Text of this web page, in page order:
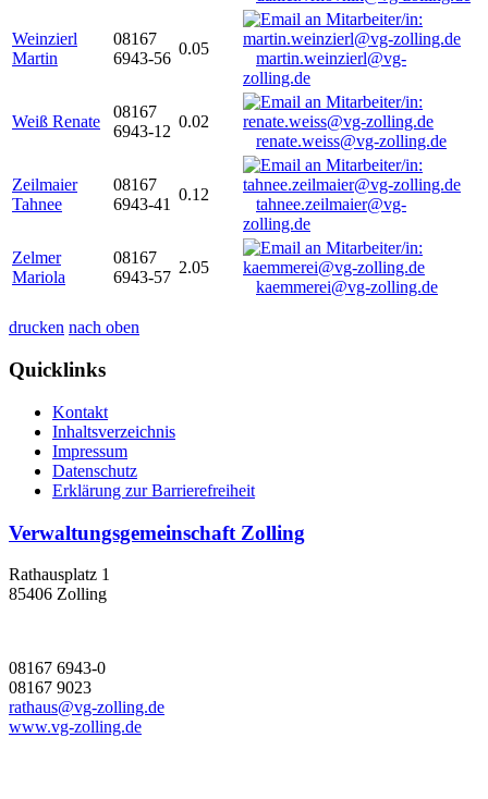
Weinzierl
Martin
08167
6943-56
0.05
martin.weinzierl@vg-
zolling.de
Weiß Renate
08167
6943-12
0.02
renate.weiss@vg-zolling.de
Zeilmaier
Tahnee
08167
6943-41
0.12
tahnee.zeilmaier@vg-
zolling.de
Zelmer
Mariola
08167
6943-57
2.05
kaemmerei@vg-zolling.de
drucken nach oben
Quicklinks
Kontakt
Inhaltsverzeichnis
Impressum
Datenschutz
Erklärung zur Barrierefreiheit
Verwaltungsgemeinschaft Zolling
Rathausplatz 1
85406 Zolling
08167 6943-0
08167 9023
rathaus@vg-zolling.de
www.vg-zolling.de